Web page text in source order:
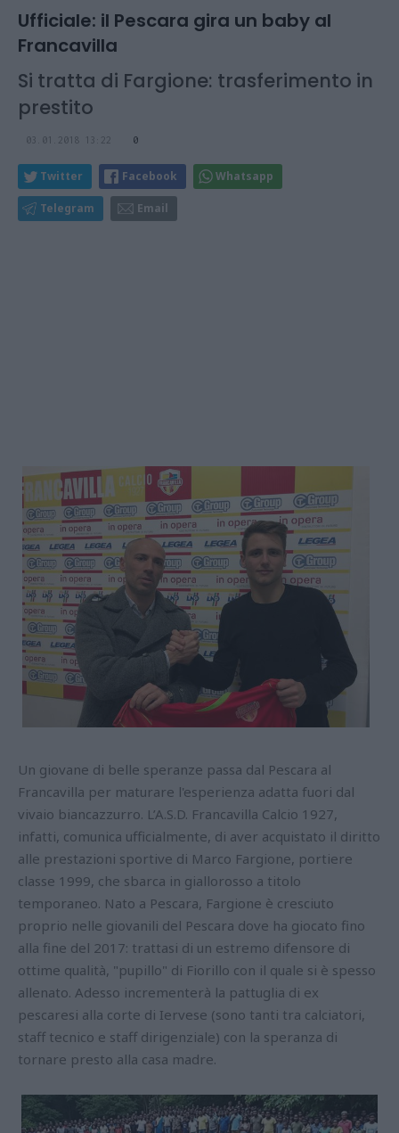
Ufficiale: il Pescara gira un baby al
Francavilla
Si tratta di Fargione: trasferimento in
prestito
03.01.2018 13:22 0
Twitter Facebook Whatsapp
Telegram Email
Un giovane di belle speranze passa dal Pescara al
Francavilla per maturare l'esperienza adatta fuori dal
vivaio biancazzurro. L’A.S.D. Francavilla Calcio 1927,
infatti, comunica ufficialmente, di aver acquistato il diritto
alle prestazioni sportive di Marco Fargione, portiere
classe 1999, che sbarca in giallorosso a titolo
temporaneo. Nato a Pescara, Fargione è cresciuto
proprio nelle giovanili del Pescara dove ha giocato fino
alla fine del 2017: trattasi di un estremo difensore di
ottime qualità, "pupillo" di Fiorillo con il quale si è spesso
allenato. Adesso incrementerà la pattuglia di ex
pescaresi alla corte di Iervese (sono tanti tra calciatori,
staff tecnico e staff dirigenziale) con la speranza di
tornare presto alla casa madre.